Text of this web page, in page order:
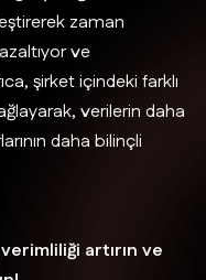
zaman
ve
şirket içindeki farklı
verilerin daha
daha bilinçli
artırın ve